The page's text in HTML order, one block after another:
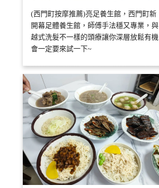
(西門町按摩推薦)亮足養生館，西門町新
開幕足體養生館，師傅手法穩又專業，與
越式洗髮不一樣的頭療讓你深層放鬆有機
會一定要來試一下~